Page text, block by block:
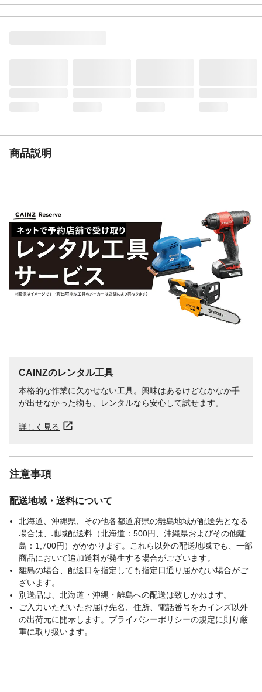
商品説明
CAINZのレンタル工具
本格的な作業に欠かせない工具。興味はあるけどなかなか手
が出せなかった物も、レンタルなら安心して試せます。
詳しく見る
注意事項
配送地域・送料について
北海道、沖縄県、その他各都道府県の離島地域が配送先となる
場合は、地域配送料（北海道：500円、沖縄県およびその他離
島：1,700円）がかかります。これら以外の配送地域でも、一部
商品において追加送料が発生する場合がございます。
離島の場合、配送日を指定しても指定日通り届かない場合がご
ざいます。
別送品は、北海道・沖縄・離島への配送は致しかねます。
ご入力いただいたお届け先名、住所、電話番号をカインズ以外
の出荷元に開示します。プライバシーポリシーの規定に則り厳
重に取り扱います。